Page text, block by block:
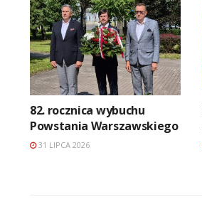
82. rocznica wybuchu
Powstania Warszawskiego
31 LIPCA 2026